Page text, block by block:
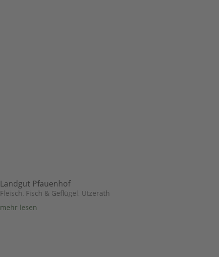
Landgut Pfauenhof
Fleisch, Fisch & Geflügel, Utzerath
mehr lesen